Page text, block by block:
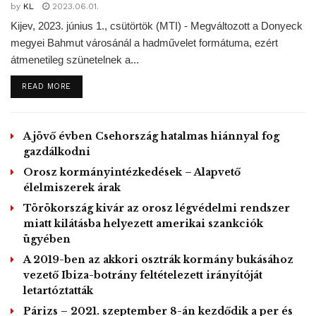
alátámasztaná, azt kívánják, hogy egy fellebbviteli bíróság
gyorsan semmisnek minősítse azt.
Metin Topuz who works at the
US Consulate in Istanbul
pic.twitter.com/3J1U68J4vN
— dokuz8NEWS (@dokuz8news)
October 5, 2017
Ankara a korrupciós botrányt követően szisztematikus
fellépést hirdetett a gülenista mozgalom tagjaival és
támogatóival szemben, de a tisztogatás a puccskísérlet
után új lendületet vett és még napjainkban is tart. A
hatóságok az elmúlt években százezreket vettek őrizetbe,
by KL 2023.06.01.
Kijev, 2023. június 1., csütörtök (MTI) - Megváltozott a Donyeck
megyei Bahmut városánál a hadművelet formátuma, ezért
átmenetileg szünetelnek a...
READ MOREDETAILS
A jövő évben Csehország hatalmas hiánnyal fog
gazdálkodni
Orosz kormányintézkedések – Alapvető
élelmiszerek árak
Törökország kivár az orosz légvédelmi rendszer
miatt kilátásba helyezett amerikai szankciók
ügyében
A 2019-ben az akkori osztrák kormány bukásához
vezető Ibiza-botrány feltételezett irányítóját
letartóztatták
Párizs – 2021. szeptember 8-án kezdődik a per és